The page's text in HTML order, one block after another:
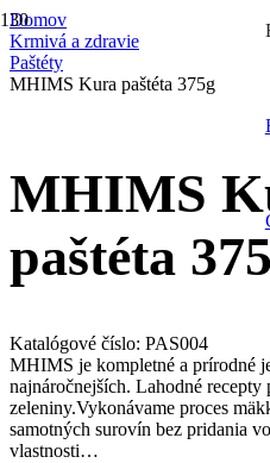
Domov
Krmivá a zdravie
Paštéty
MHIMS Kura paštéta 375g
MHIMS
paštéta
Katalógové číslo: PAS004
MHIMS je kompletné a prírodné
najnáročnejších. Lahodné recepty
zeleniny.Vykonávame proces
samotných surovín bez pridania
vlastnosti…